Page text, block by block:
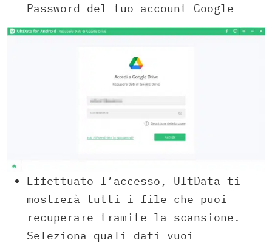
Password del tuo account Google
Effettuato l’accesso, UltData ti
mostrerà tutti i file che puoi
recuperare tramite la scansione.
Seleziona quali dati vuoi